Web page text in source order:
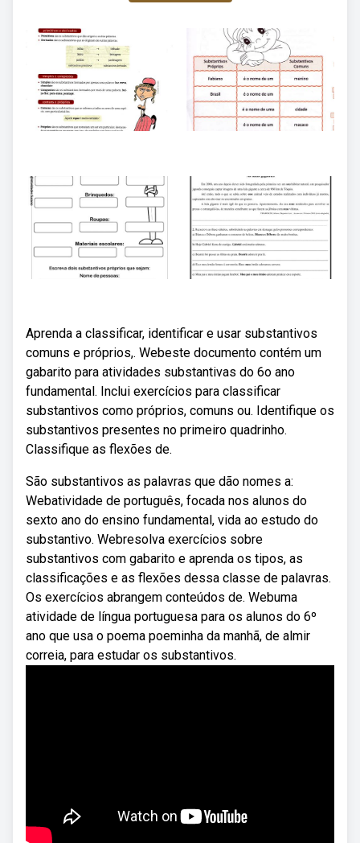
Aprenda a classificar, identificar e usar substantivos
comuns e próprios,. Webeste documento contém um
gabarito para atividades substantivas do 6o ano
fundamental. Inclui exercícios para classificar
substantivos como próprios, comuns ou. Identifique os
substantivos presentes no primeiro quadrinho.
Classifique as flexões de.
São substantivos as palavras que dão nomes a:
Webatividade de português, focada nos alunos do
sexto ano do ensino fundamental, vida ao estudo do
substantivo. Webresolva exercícios sobre
substantivos com gabarito e aprenda os tipos, as
classificações e as flexões dessa classe de palavras.
Os exercícios abrangem conteúdos de. Webuma
atividade de língua portuguesa para os alunos do 6º
ano que usa o poema poeminha da manhã, de almir
correia, para estudar os substantivos.